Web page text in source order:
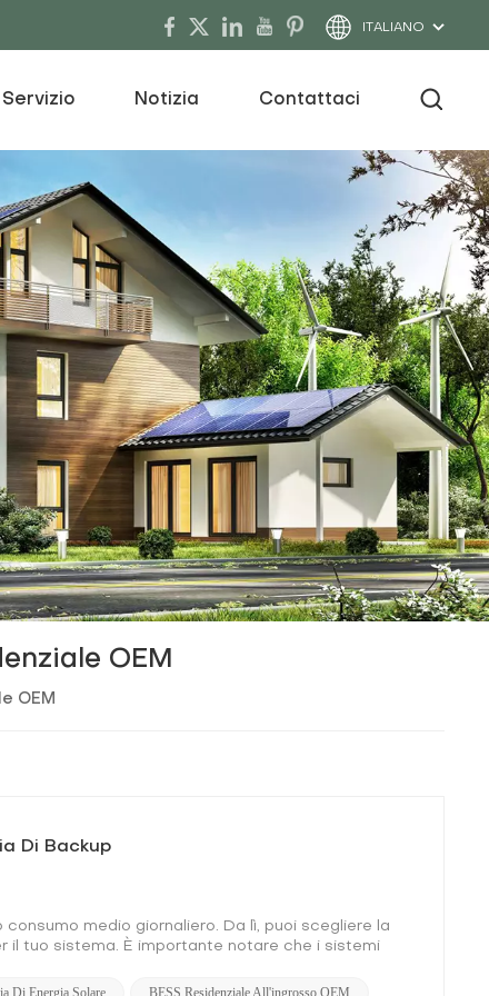
ITALIANO
Servizio Notizia Contattaci
OEM
OEM
Di Backup
medio giornaliero. Da lì, puoi scegliere la
il tuo sistema. È importante notare che i sistemi
pannelli e delle batterie. Ciò convertirà l'energia
Di Energia Solare BESS Residenziale All'ingrosso OEM